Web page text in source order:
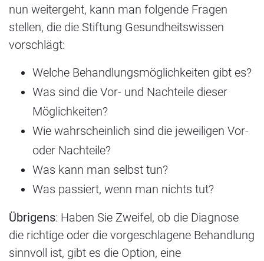
nun weitergeht, kann man folgende Fragen
stellen, die die Stiftung Gesundheitswissen
vorschlägt:
Welche Behandlungsmöglichkeiten gibt es?
Was sind die Vor- und Nachteile dieser
Möglichkeiten?
Wie wahrscheinlich sind die jeweiligen Vor-
oder Nachteile?
Was kann man selbst tun?
Was passiert, wenn man nichts tut?
Übrigens: Haben Sie Zweifel, ob die Diagnose
die richtige oder die vorgeschlagene Behandlung
sinnvoll ist, gibt es die Option, eine